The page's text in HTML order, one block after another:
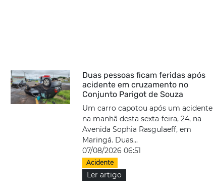
Duas pessoas ficam feridas após
acidente em cruzamento no
Conjunto Parigot de Souza
Um carro capotou após um acidente
na manhã desta sexta-feira, 24, na
Avenida Sophia Rasgulaeff, em
Maringá. Duas...
07/08/2026 06:51
Acidente
Ler artigo